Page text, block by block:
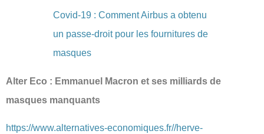
Covid-19 : Comment Airbus a obtenu
un passe-droit pour les fournitures de
masques
Alter Eco : Emmanuel Macron et ses milliards de
masques manquants
https://www.alternatives-economiques.fr//herve-